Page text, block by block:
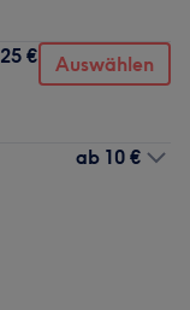
25 € Auswählen
ab 10 €